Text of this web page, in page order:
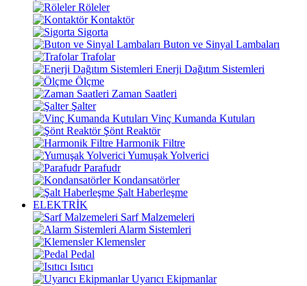
Röleler
Kontaktör
Sigorta
Buton ve Sinyal Lambaları
Trafolar
Enerji Dağıtım Sistemleri
Ölçme
Zaman Saatleri
Şalter
Vinç Kumanda Kutuları
Şönt Reaktör
Harmonik Filtre
Yumuşak Yolverici
Parafudr
Kondansatörler
Şalt Haberleşme
ELEKTRİK
Sarf Malzemeleri
Alarm Sistemleri
Klemensler
Pedal
Isıtıcı
Uyarıcı Ekipmanlar